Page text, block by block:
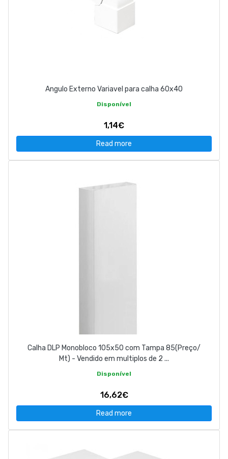
Angulo Externo Variavel para calha 60x40
Disponível
1,14€
Read more
Calha DLP Monobloco 105x50 com Tampa 85(Preço/
Mt) - Vendido em multiplos de 2 ...
Disponível
16,62€
Read more